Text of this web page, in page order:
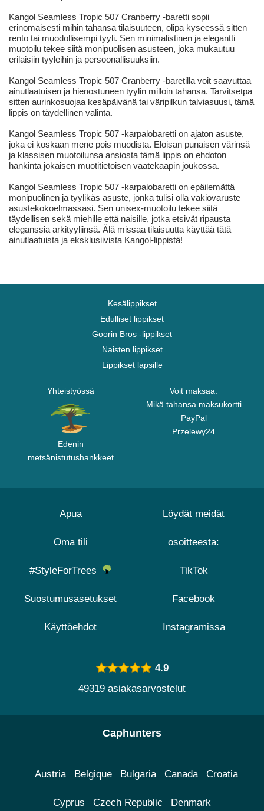
Kangol Seamless Tropic 507 Cranberry -baretti sopii
erinomaisesti mihin tahansa tilaisuuteen, olipa kyseessä sitten
rento tai muodollisempi tyyli. Sen minimalistinen ja elegantti
muotoilu tekee siitä monipuolisen asusteen, joka mukautuu
erilaisiin tyyleihin ja persoonallisuuksiin.
Kangol Seamless Tropic 507 Cranberry -baretilla voit saavuttaa
ainutlaatuisen ja hienostuneen tyylin milloin tahansa. Tarvitsetpa
sitten aurinkosuojaa kesäpäivänä tai väripilkun talviasuusi, tämä
lippis on täydellinen valinta.
Kangol Seamless Tropic 507 -karpalobaretti on ajaton asuste,
joka ei koskaan mene pois muodista. Eloisan punaisen värinsä
ja klassisen muotoilunsa ansiosta tämä lippis on ehdoton
hankinta jokaisen muotitietoisen vaatekaapin joukossa.
Kangol Seamless Tropic 507 -karpalobaretti on epäilemättä
monipuolinen ja tyylikäs asuste, jonka tulisi olla vakiovaruste
asustekokoelmassasi. Sen unisex-muotoilu tekee siitä
täydellisen sekä miehille että naisille, jotka etsivät ripausta
eleganssia arkityyliinsä. Älä missaa tilaisuutta käyttää tätä
ainutlaatuista ja eksklusiivista Kangol-lippistä!
Kesälippikset
Edulliset lippikset
Goorin Bros -lippikset
Naisten lippikset
Lippikset lapsille
Yhteistyössä
Edenin
metsänistutushankkeet
Voit maksaa:
Mikä tahansa maksukortti
PayPal
Przelewy24
Apua
Oma tili
#StyleForTrees
Suostumusasetukset
Käyttöehdot
Löydät meidät
osoitteesta:
TikTok
Facebook
Instagramissa
4.9
49319 asiakasarvostelut
Caphunters
Austria Belgique Bulgaria Canada Croatia
Cyprus Czech Republic Denmark